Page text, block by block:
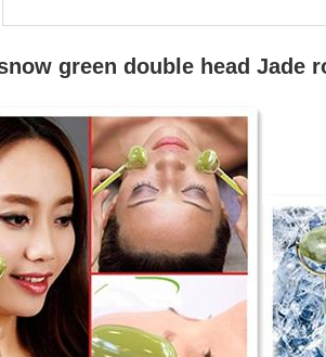
green double head Jade